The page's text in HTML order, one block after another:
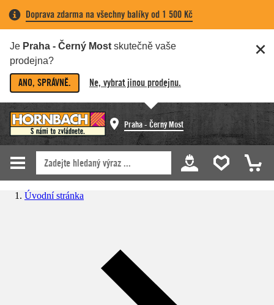
Doprava zdarma na všechny balíky od 1 500 Kč
Je Praha - Černý Most skutečně vaše
prodejna?
ANO, SPRÁVNĚ. Ne, vybrat jinou prodejnu.
Praha - Černý Most
Úvodní stránka